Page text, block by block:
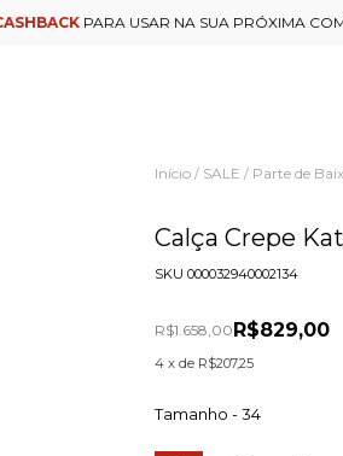
NA SUA PRÓXIMA COMPRA
Início / SALE / Parte de
Calça Crepe
SKU000032940002134
R$1.658,00R$829,00
4 x de R$207,25
Tamanho -34